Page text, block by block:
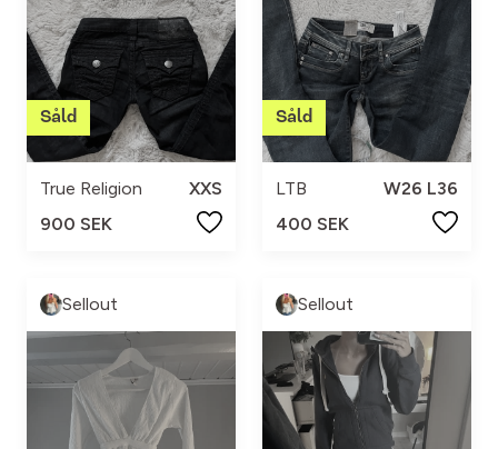
True Religion
XXS
900 SEK
LTB
W26 L36
400 SEK
Sellout Sellout